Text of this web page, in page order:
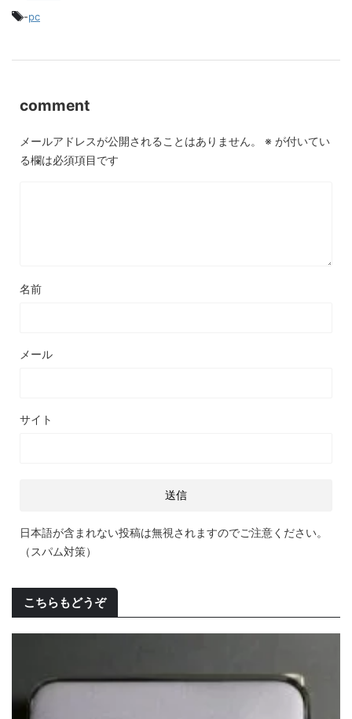
-pc
comment
メールアドレスが公開されることはありません。 ※ が付いてい
る欄は必須項目です
名前
メール
サイト
日本語が含まれない投稿は無視されますのでご注意ください。
（スパム対策）
こちらもどうぞ